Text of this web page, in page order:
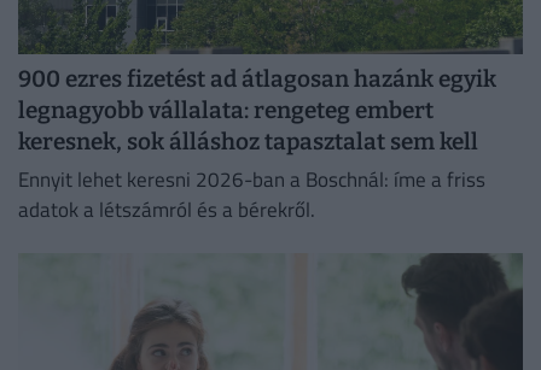
900 ezres fizetést ad átlagosan hazánk egyik
legnagyobb vállalata: rengeteg embert
keresnek, sok álláshoz tapasztalat sem kell
Ennyit lehet keresni 2026-ban a Boschnál: íme a friss
adatok a létszámról és a bérekről.